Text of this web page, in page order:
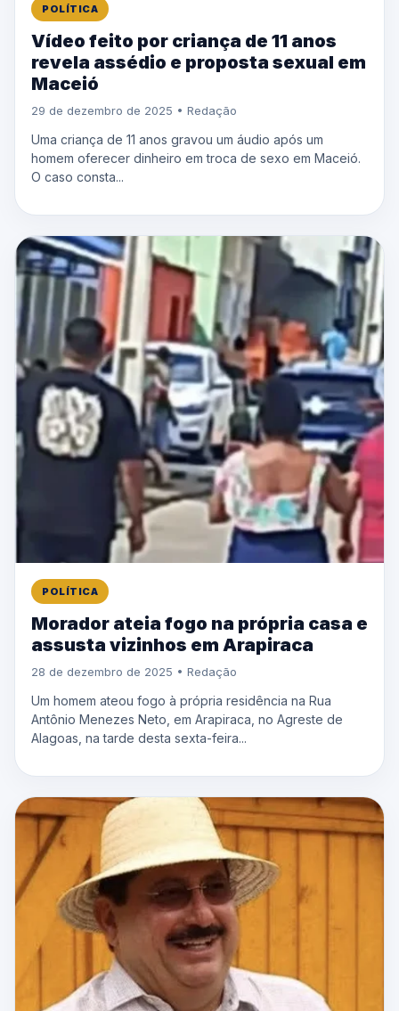
POLÍTICA
Vídeo feito por criança de 11 anos
revela assédio e proposta sexual em
Maceió
29 de dezembro de 2025 • Redação
Uma criança de 11 anos gravou um áudio após um
homem oferecer dinheiro em troca de sexo em Maceió.
O caso consta...
POLÍTICA
Morador ateia fogo na própria casa e
assusta vizinhos em Arapiraca
28 de dezembro de 2025 • Redação
Um homem ateou fogo à própria residência na Rua
Antônio Menezes Neto, em Arapiraca, no Agreste de
Alagoas, na tarde desta sexta-feira...